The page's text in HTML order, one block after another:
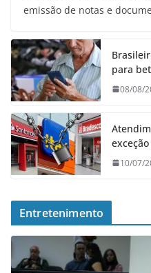
emissão de notas e
para
08/08/
10/07/
Entretenimento